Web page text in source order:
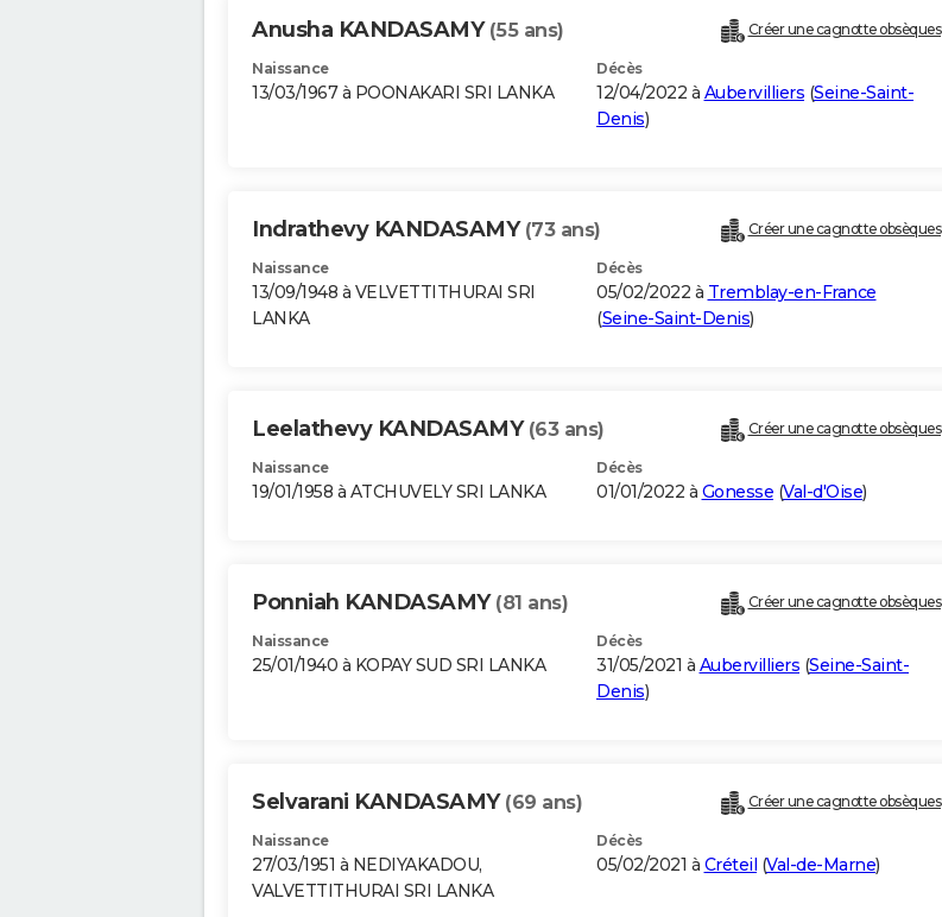
Anusha KANDASAMY (55 ans) Créer une cagnotte obsèques
Naissance
13/03/1967 à POONAKARI SRI LANKA
Décès
12/04/2022 à Aubervilliers (Seine-Saint-
Denis)
Indrathevy KANDASAMY (73 ans) Créer une cagnotte obsèques
Naissance
13/09/1948 à VELVETTITHURAI SRI
LANKA
Décès
05/02/2022 à Tremblay-en-France
(Seine-Saint-Denis)
Leelathevy KANDASAMY (63 ans) Créer une cagnotte obsèques
Naissance
19/01/1958 à ATCHUVELY SRI LANKA
Décès
01/01/2022 à Gonesse (Val-d'Oise)
Ponniah KANDASAMY (81 ans) Créer une cagnotte obsèques
Naissance
25/01/1940 à KOPAY SUD SRI LANKA
Décès
31/05/2021 à Aubervilliers (Seine-Saint-
Denis)
Selvarani KANDASAMY (69 ans) Créer une cagnotte obsèques
Naissance
27/03/1951 à NEDIYAKADOU,
VALVETTITHURAI SRI LANKA
Décès
05/02/2021 à Créteil (Val-de-Marne)